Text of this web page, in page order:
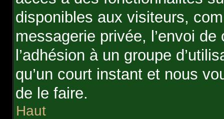
disponibles aux visiteurs,
messagerie privée, l’envoi
l’adhésion à un groupe
qu’un court instant et nous
de le faire.
Haut